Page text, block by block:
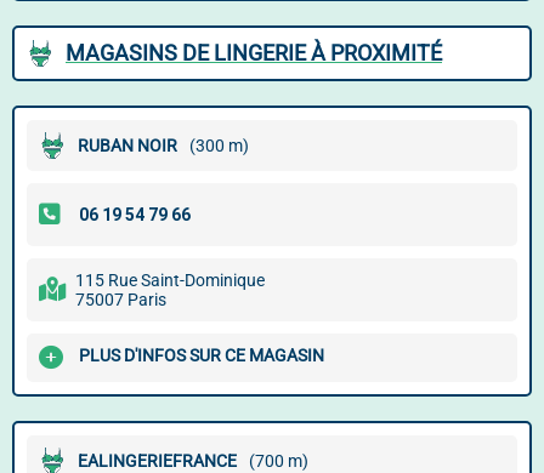
MAGASINS DE LINGERIE À PROXIMITÉ
RUBAN NOIR (300 m)
115 Rue Saint-Dominique
75007 Paris
PLUS D'INFOS SUR CE MAGASIN
EALINGERIEFRANCE (700 m)